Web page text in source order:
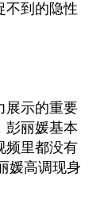
不到的隐性
展示的重要
彭丽媛基本
频里都没有
媛高调现身